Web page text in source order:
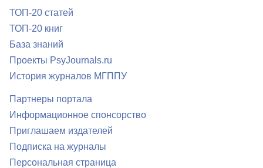
ТОП-20 статей
ТОП-20 книг
База знаний
Проекты PsyJournals.ru
История журналов МГППУ
Партнеры портала
Информационное спонсорство
Приглашаем издателей
Подписка на журналы
Персональная страница